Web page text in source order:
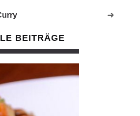
BEITRÄGE